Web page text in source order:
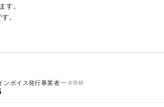
。
。
ンボイス発行事業者 未登録